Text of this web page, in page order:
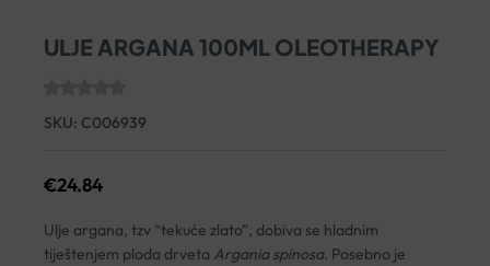
ULJE ARGANA 100ML OLEOTHERAPY
SKU: C006939
€24.84
Ulje argana, tzv “tekuće zlato”, dobiva se hladnim
tiještenjem ploda drveta Argania spinosa. Posebno je